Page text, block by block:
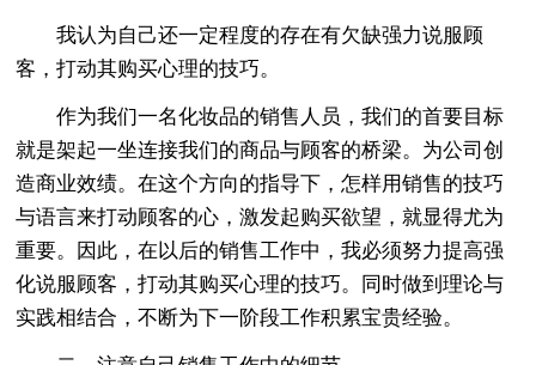
我认为自己还一定程度的存在有欠缺强力说服顾
客，打动其购买心理的技巧。
作为我们一名化妆品的销售人员，我们的首要目标
就是架起一坐连接我们的商品与顾客的桥梁。为公司创
造商业效绩。在这个方向的指导下，怎样用销售的技巧
与语言来打动顾客的心，激发起购买欲望，就显得尤为
重要。因此，在以后的销售工作中，我必须努力提高强
化说服顾客，打动其购买心理的技巧。同时做到理论与
实践相结合，不断为下一阶段工作积累宝贵经验。